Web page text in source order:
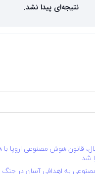
نتیجه‌ای پیدا نشد.
بعد از ۲ سال، قانون هوش مصنوعی
شد
به اهدافی آسان در جنگ